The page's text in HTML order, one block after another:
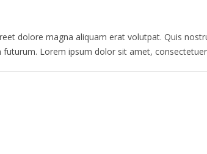
dolore magna aliquam erat volutpat. Quis
Lorem ipsum dolor sit amet,